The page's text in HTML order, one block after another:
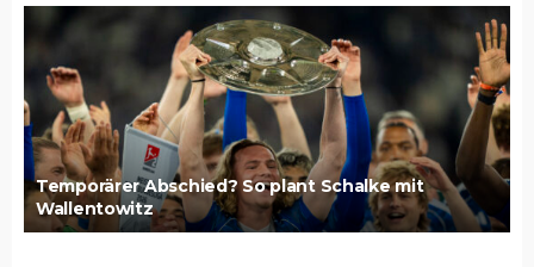
Temporärer Abschied? So plant Schalke mit
Wallentowitz